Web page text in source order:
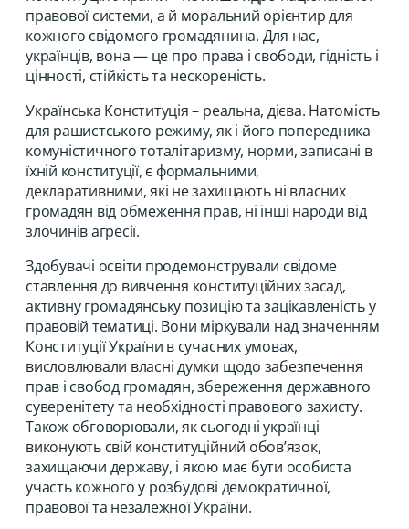
правової системи, а й моральний орієнтир для
кожного свідомого громадянина. Для нас,
українців, вона — це про права і свободи, гідність і
цінності, стійкість та нескореність.
Українська Конституція – реальна, дієва. Натомість
для рашистського режиму, як і його попередника
комуністичного тоталітаризму, норми, записані в
їхній конституції, є формальними,
декларативними, які не захищають ні власних
громадян від обмеження прав, ні інші народи від
злочинів агресії.
Здобувачі освіти продемонстрували свідоме
ставлення до вивчення конституційних засад,
активну громадянську позицію та зацікавленість у
правовій тематиці. Вони міркували над значенням
Конституції України в сучасних умовах,
висловлювали власні думки щодо забезпечення
прав і свобод громадян, збереження державного
суверенітету та необхідності правового захисту.
Також обговорювали, як сьогодні українці
виконують свій конституційний обов’язок,
захищаючи державу, і якою має бути особиста
участь кожного у розбудові демократичної,
правової та незалежної України.